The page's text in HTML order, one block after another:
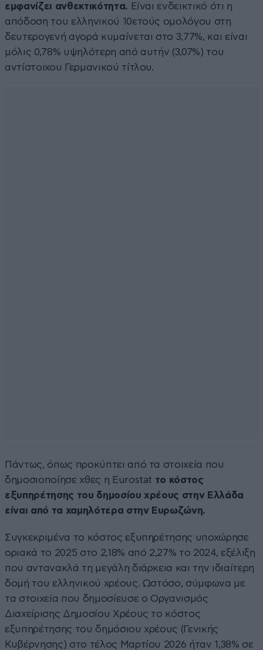
εμφανίζει ανθεκτικότητα. Είναι ενδεικτικό ότι η
απόδοση του ελληνικού 10ετούς ομολόγου στη
δευτερογενή αγορά κυμαίνεται στο 3,77%, και είναι
μόλις 0,78% υψηλότερη από αυτήν (3,07%) του
αντίστοιχου Γερμανικού τίτλου.
Πάντως, όπως προκύπτει από τα στοιχεία που
δημοσιοποίησε χθες η Eurostat το κόστος
εξυπηρέτησης του δημοσίου χρέους στην Ελλάδα
είναι από τα χαμηλότερα στην Ευρωζώνη.
Συγκεκριμένα το κόστος εξυπηρέτησης υποχώρησε
οριακά το 2025 στο 2,18% από 2,27% το 2024, εξέλιξη
που αντανακλά τη μεγάλη διάρκεια και την ιδιαίτερη
δομή του ελληνικού χρέους. Ωστόσο, σύμφωνα με
τα στοιχεία που δημοσίευσε ο Οργανισμός
Διαχείρισης Δημοσίου Χρέους το κόστος
εξυπηρέτησης του δημόσιου χρέους (Γενικής
Κυβέρνησης) στο τέλος Μαρτίου 2026 ήταν 1,38% σε